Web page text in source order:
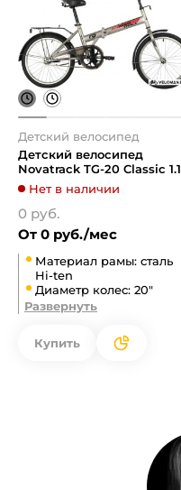
Детский велосипед
Детский велосипед
Novatrack TG-20 Classic 1.1
2021 20NFTG301.GR21
(серый)
Нет в наличии
0 руб.
От 0 руб./мес
Материал рамы: сталь
Hi-ten
Диаметр колес: 20"
Развернуть
Купить